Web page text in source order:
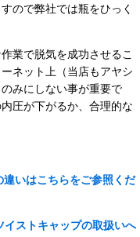
ので弊社では瓶をひっく
業で脱気を成功させるこ
ネット上（当店もアヤシ
みにしない事が重要で
圧が下がるか、合理的な
いはこちらをご参照くだ
イストキャップの取扱いへ